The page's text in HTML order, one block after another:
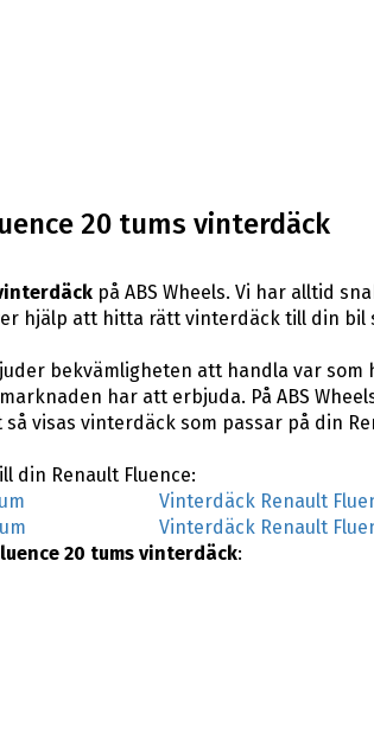
20 tums vinterdäck
på ABS Wheels. Vi har alltid
hjälp att hitta rätt vinterdäck till din
bekvämligheten att handla var som
har att erbjuda. På ABS
visas vinterdäck som passar på din
din Renault Fluence:
Vinterdäck Renault
Vinterdäck Renault
20 tums vinterdäck: